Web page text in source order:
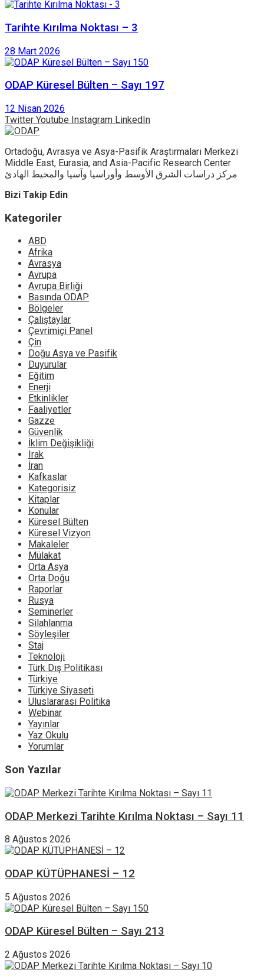
Tarihte Kırılma Noktası – 3
28 Mart 2026
ODAP Küresel Bülten – Sayı 197
12 Nisan 2026
Twitter Youtube Instagram LinkedIn
Ortadoğu, Avrasya ve Asya-Pasifik Araştırmaları Merkezi
Middle East, Eurasia, and Asia-Pacific Research Center
مركز دراسات الشرق الأوسط وأوراسيا وآسيا والمحيط الهادئ
Bizi Takip Edin
Kategoriler
ABD
Afrika
Avrasya
Avrupa
Avrupa Birliği
Basında ODAP
Bölgeler
Çalıştaylar
Çevrimiçi Panel
Çin
Doğu Asya ve Pasifik
Duyurular
Eğitim
Enerji
Etkinlikler
Faaliyetler
Gazze
Güvenlik
İklim Değişikliği
Irak
İran
Kafkaslar
Kategorisiz
Kitaplar
Konular
Küresel Bülten
Küresel Vizyon
Makaleler
Mülakat
Orta Asya
Orta Doğu
Raporlar
Rusya
Seminerler
Silahlanma
Söyleşiler
Staj
Teknoloji
Türk Dış Politikası
Türkiye
Türkiye Siyaseti
Uluslararası Politika
Webinar
Yayınlar
Yaz Okulu
Yorumlar
Son Yazılar
ODAP Merkezi Tarihte Kırılma Noktası – Sayı 11
8 Ağustos 2026
ODAP KÜTÜPHANESİ – 12
5 Ağustos 2026
ODAP Küresel Bülten – Sayı 213
2 Ağustos 2026